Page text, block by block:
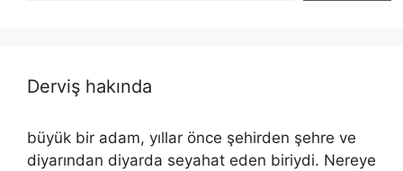
Derviş hakında
büyük bir adam, yıllar önce şehirden şehre ve
diyarından diyarda seyahat eden biriydi. Nereye